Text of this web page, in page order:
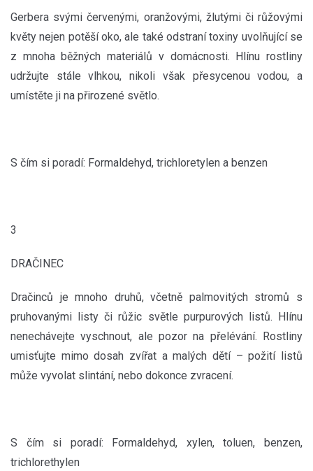
Gerbera svými červenými, oranžovými, žlutými či růžovými
květy nejen potěší oko, ale také odstraní toxiny uvolňující se
z mnoha běžných materiálů v domácnosti. Hlínu rostliny
udržujte stále vlhkou, nikoli však přesycenou vodou, a
umístěte ji na přirozené světlo.
S čím si poradí: Formaldehyd, trichloretylen a benzen
3
DRAČINEC
Dračinců je mnoho druhů, včetně palmovitých stromů s
pruhovanými listy či růžic světle purpurových listů. Hlínu
nenechávejte vyschnout, ale pozor na přelévání. Rostliny
umisťujte mimo dosah zvířat a malých dětí – požití listů
může vyvolat slintání, nebo dokonce zvracení.
S čím si poradí: Formaldehyd, xylen, toluen, benzen,
trichlorethylen